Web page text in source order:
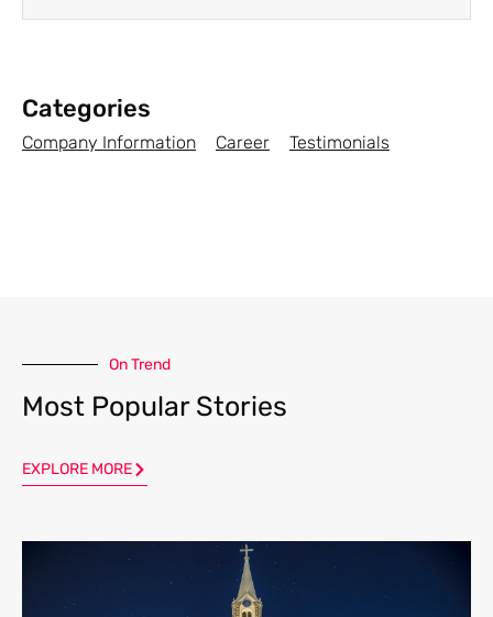
Categories
Company Information Career Testimonials
On Trend
Most Popular Stories
EXPLORE MORE